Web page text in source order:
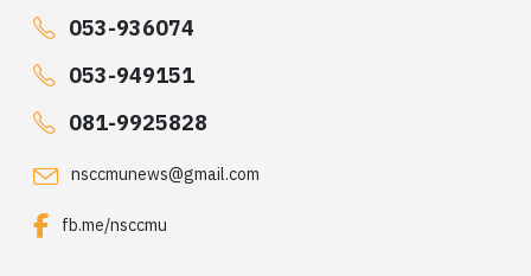
053-936074
053-949151
081-9925828
nsccmunews@gmail.com
fb.me/nsccmu